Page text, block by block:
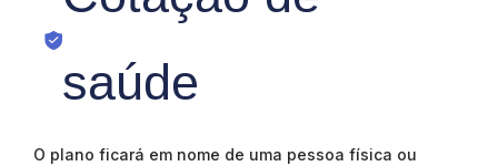
saúde
O plano ficará em nome de uma pessoa física ou